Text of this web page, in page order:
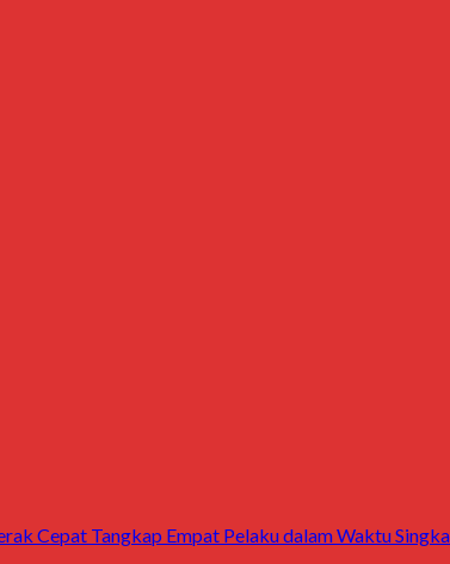
Cepat Tangkap Empat Pelaku dalam Waktu